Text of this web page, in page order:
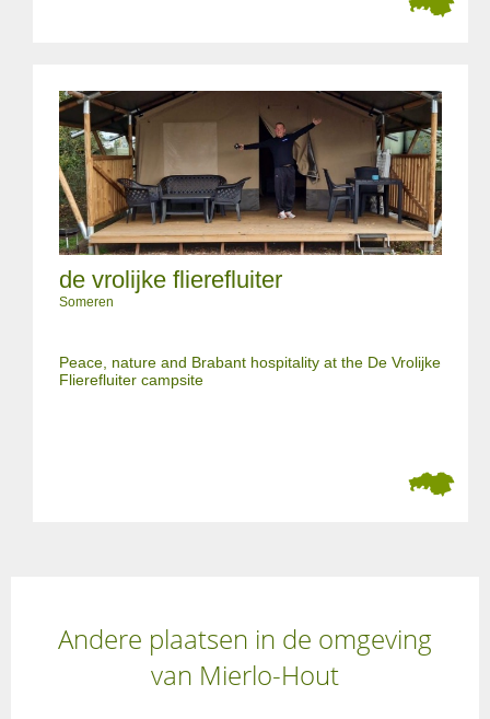
de vrolijke flierefluiter
Someren
Peace, nature and Brabant hospitality at the De Vrolijke
Flierefluiter campsite
Andere plaatsen in de omgeving
van Mierlo-Hout